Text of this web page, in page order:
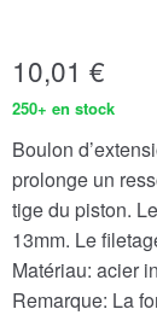
FAQ
10,01 €
250+ en stock
Boulon
prolonge un
tige du piston.
13mm. Le
Matériau: acier
Remarque: La